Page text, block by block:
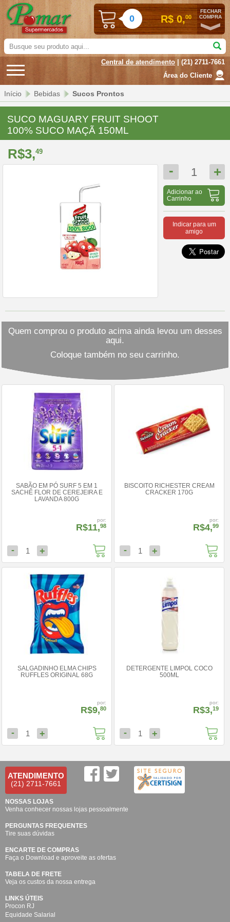
0 R$ 0,00
FECHAR
COMPRA
Busque
seu
produto
aqui...
Central de atendimento | (21) 2711-7661
Área do Cliente
Início Bebidas Sucos Prontos
SUCO MAGUARY FRUIT SHOOT
100% SUCO MAÇÃ 150ML
R$3,49
- 1 +
Adicionar ao
Carrinho
Indicar para um
amigo
Quem comprou o produto acima ainda levou um desses
aqui.
Coloque também no seu carrinho.
SABÃO EM PÓ SURF 5 EM 1
SACHÊ FLOR DE CEREJEIRA E
LAVANDA 800G
por:
R$11,98
- 1 +
BISCOITO RICHESTER CREAM
CRACKER 170G
por:
R$4,99
- 1 +
SALGADINHO ELMA CHIPS
RUFFLES ORIGINAL 68G
por:
R$9,80
- 1 +
DETERGENTE LIMPOL COCO
500ML
por:
R$3,19
- 1 +
ATENDIMENTO
(21) 2711-7661
NOSSAS LOJAS
Venha conhecer nossas lojas pessoalmente
PERGUNTAS FREQUENTES
Tire suas dúvidas
ENCARTE DE COMPRAS
Faça o Download e aproveite as ofertas
TABELA DE FRETE
Veja os custos da nossa entrega
LINKS ÚTEIS
Procon RJ
Equidade Salarial